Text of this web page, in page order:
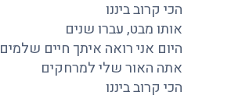
הכי קרוב ביננו
אותו מבט, עברו שנים
היום אני רואה איתך חיים שלמים
אתה האור שלי למרחקים
הכי קרוב ביננו